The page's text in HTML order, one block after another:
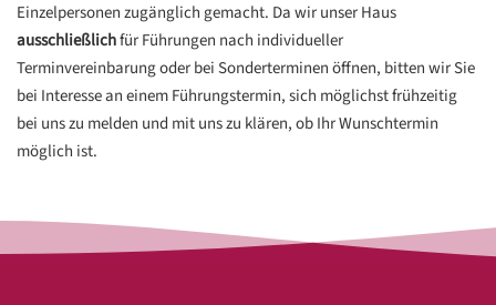
Einzelpersonen zugänglich gemacht. Da wir unser Haus
ausschließlichfür Führungen nach individueller
Terminvereinbarung oder bei Sonderterminen öffnen, bitten wir Sie
bei Interesse an einem Führungstermin, sich möglichst frühzeitig
bei uns zu melden und mit uns zu klären, ob Ihr Wunschtermin
möglich ist.